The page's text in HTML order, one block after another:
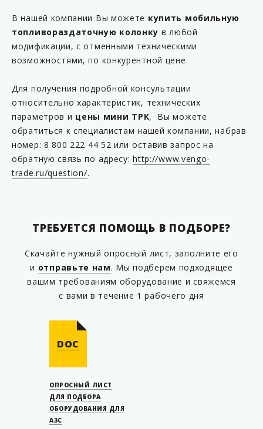
В нашей компании Вы можете купить мобильную
топливораздаточную колонку в любой
модификации, с отменными техническими
возможностями, по конкурентной цене.
Для получения подробной консультации
относительно характеристик, технических
параметров и цены мини ТРК, Вы можете
обратиться к специалистам нашей компании, набрав
номер: 8 800 222 44 52 или оставив запрос на
обратную связь по адресу:http://www.vengo-
trade.ru/question/.
ТРЕБУЕТСЯ ПОМОЩЬ В ПОДБОРЕ?
Скачайте нужный опросный лист, заполните его
и отправьте нам. Мы подберем подходящее
вашим требованиям оборудование и свяжемся
с вами в течение 1 рабочего дня
DOC
ОПРОСНЫЙ ЛИСТ
ДЛЯ ПОДБОРА
ОБОРУДОВАНИЯ ДЛЯ
АЗС